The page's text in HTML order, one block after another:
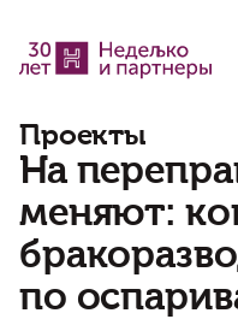
Проекты
На
меняют:
по